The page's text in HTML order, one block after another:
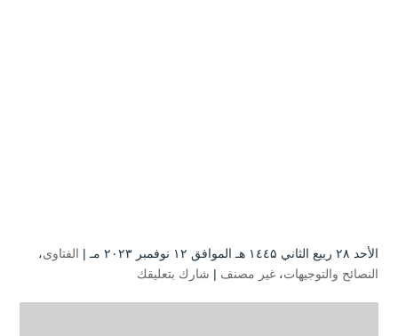
الأحد ۲۸ ربيع الثاني ۱٤٤۵ هـ الموافق ۱۲ نوفمبر ۲۰۲۳ مـ | الفتاوى،
النصائح والتوجيهات، غير مصنف | شارك بتعليقك